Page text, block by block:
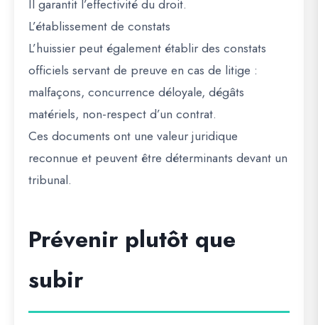
Il garantit l’effectivité du droit.
L’établissement de constats
L’huissier peut également établir des constats
officiels servant de preuve en cas de litige :
malfaçons, concurrence déloyale, dégâts
matériels, non-respect d’un contrat.
Ces documents ont une valeur juridique
reconnue et peuvent être déterminants devant un
tribunal.
Prévenir plutôt que
subir